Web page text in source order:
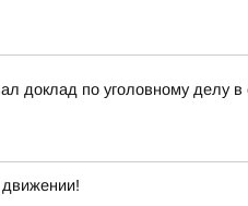
доклад по уголовному делу